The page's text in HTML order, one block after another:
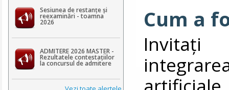
Sesiunea de restanțe și
reexaminări - toamna
2026
ADMITERE 2026 MASTER -
Rezultatele contestaţiilor
la concursul de admitere
Cum a
Invitați